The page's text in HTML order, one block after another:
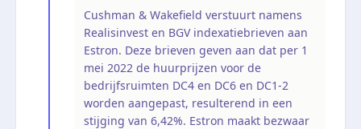
Cushman & Wakefield verstuurt namens
Realisinvest en BGV indexatiebrieven aan
Estron. Deze brieven geven aan dat per 1
mei 2022 de huurprijzen voor de
bedrijfsruimten DC4 en DC6 en DC1-2
worden aangepast, resulterend in een
stijging van 6,42%. Estron maakt bezwaar